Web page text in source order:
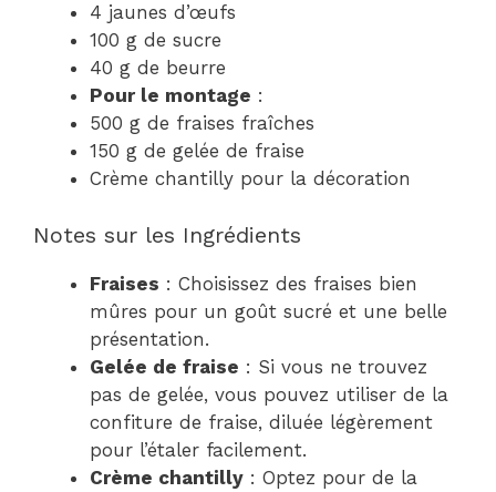
4 jaunes d’œufs
100 g de sucre
40 g de beurre
Pour le montage :
500 g de fraises fraîches
150 g de gelée de fraise
Crème chantilly pour la décoration
Notes sur les Ingrédients
Fraises : Choisissez des fraises bien
mûres pour un goût sucré et une belle
présentation.
Gelée de fraise : Si vous ne trouvez
pas de gelée, vous pouvez utiliser de la
confiture de fraise, diluée légèrement
pour l’étaler facilement.
Crème chantilly : Optez pour de la